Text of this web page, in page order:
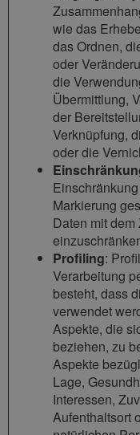
wie das
das Ordnen,
oder
die
Übermittlung,
der
Verknüpfung,
oder die
Markierung
Daten mit
Profiling:
Verarbeitung
besteht, dass
verwendet
Aspekte, die
beziehen, zu
Aspekte
Lage,
Interessen,
Aufenthaltsort